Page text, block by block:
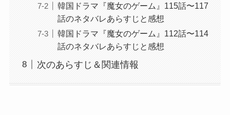
韓国ドラマ『魔女のゲーム』115話〜117
話のネタバレあらすじと感想
韓国ドラマ『魔女のゲーム』112話〜114
話のネタバレあらすじと感想
次のあらすじ＆関連情報